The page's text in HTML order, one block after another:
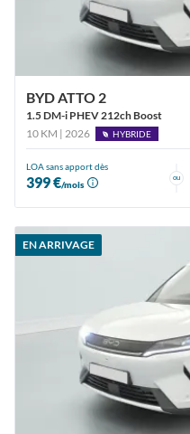
BYD ATTO 2
1.5 DM-i PHEV 212ch Boost
10 KM | 2026
HYBRIDE
LOA sans apport dès
399 €/mois
ou
EN ARRIVAGE